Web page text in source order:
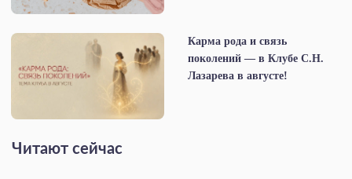
Карма рода и связь
поколений — в Клубе С.Н.
Лазарева в августе!
Читают сейчас